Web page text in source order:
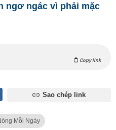
ngơ ngác vì phải mặc
Copy link
Sao chép link
Mỗi Ngày